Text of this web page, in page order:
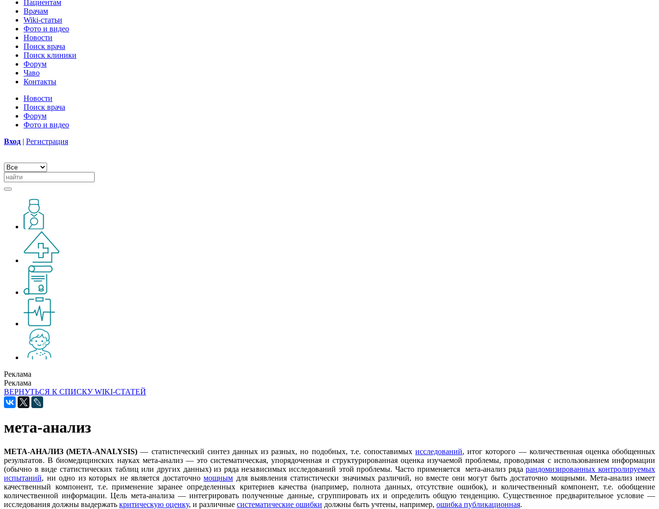
Пациентам
Врачам
Wiki-статьи
Фото и видео
Новости
Поиск врача
Поиск клиники
Форум
Чаво
Контакты
Новости
Поиск врача
Форум
Фото и видео
Вход | Регистрация
Реклама
Реклама
ВЕРНУТЬСЯ К СПИСКУ WIKI-СТАТЕЙ
мета-анализ
МЕТА-АНАЛИЗ (META-ANALYSIS) — статистический синтез данных из разных, но подобных, т.е. сопоставимыхисследований, итог которого — количественная оценка обобщенных
результатов. В биомедицинских науках мета-анализ — это систематическая, упорядоченная и структурированная оценка изучаемой проблемы, проводимая с использованием информации
(обычно в виде статистических таблиц или других данных) из ряда независимых исследований этой проблемы. Часто применяется мета-анализ рядарандомизированных контролируемых
испытаний, ни одно из которых не является достаточномощным для выявления статистически значимых различий, но вместе они могут быть достаточно мощными. Мета-анализ имеет
качественный компонент, т.е. применение заранее определенных критериев качества (например, полнота данных, отсутствие ошибок), и количественный компонент, т.е. обобщение
количественной информации. Цель мета-анализа — интегрировать полученные данные, сгруппировать их и определить общую тенденцию. Существенное предварительное условие —
исследования должны выдержать критическую оценку, и различные систематические ошибки должны быть учтены, например, ошибка публикационная.